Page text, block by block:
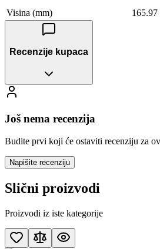
Visina (mm) 165.97
Recenzije kupaca
Još nema recenzija
Budite prvi koji će ostaviti recenziju za
Napišite recenziju
Slični proizvodi
Proizvodi iz iste kategorije